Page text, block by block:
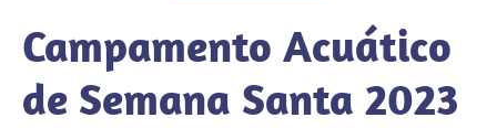
Campamento Acuático
de Semana Santa 2023